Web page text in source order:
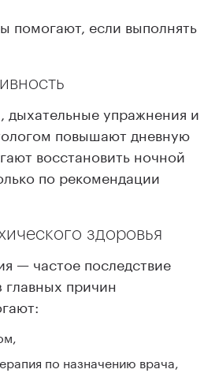
помогают, если выполнять
дыхательные упражнения и
повышают дневную
восстановить ночной
по рекомендации
здоровья
— частое последствие
главных причин
по назначению врача,